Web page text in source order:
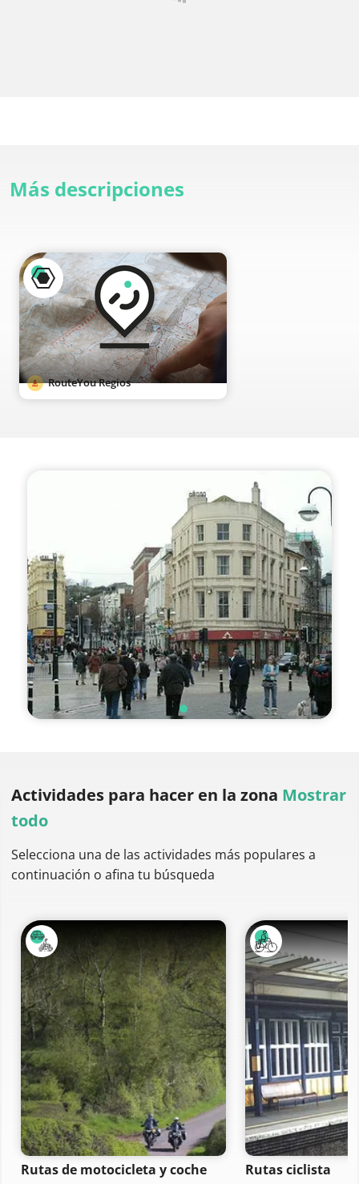
Más descripciones
RouteYou Regios
Actividades para hacer en la zona Mostrar
todo
Selecciona una de las actividades más populares a
continuación o afina tu búsqueda
Rutas de motocicleta y coche Rutas ciclista